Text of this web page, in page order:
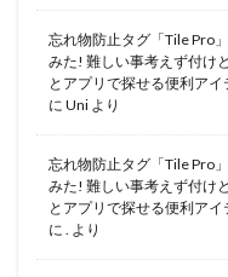
忘れ物防止タグ「Tile Pro
みた! 難しい事考えず付け
とアプリで探せる便利アイ
に Uni より
忘れ物防止タグ「Tile Pro
みた! 難しい事考えず付け
とアプリで探せる便利アイ
に
より